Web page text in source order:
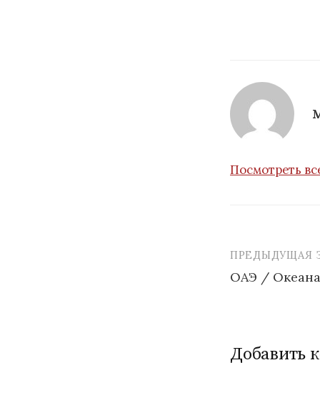
Посмотреть
по
ПРЕДЫДУЩАЯ
ОАЭ /
Добавить